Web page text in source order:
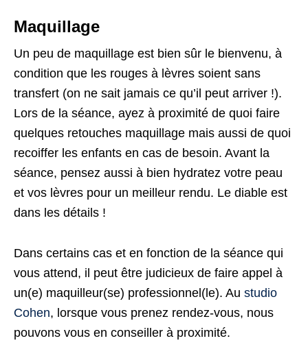
Maquillage
Un peu de maquillage est bien sûr le bienvenu, à
condition que les rouges à lèvres soient sans
transfert (on ne sait jamais ce qu’il peut arriver !).
Lors de la séance, ayez à proximité de quoi faire
quelques retouches maquillage mais aussi de quoi
recoiffer les enfants en cas de besoin. Avant la
séance, pensez aussi à bien hydratez votre peau
et vos lèvres pour un meilleur rendu. Le diable est
dans les détails !
Dans certains cas et en fonction de la séance qui
vous attend, il peut être judicieux de faire appel à
un(e) maquilleur(se) professionnel(le). Au studio
Cohen, lorsque vous prenez rendez-vous, nous
pouvons vous en conseiller à proximité.